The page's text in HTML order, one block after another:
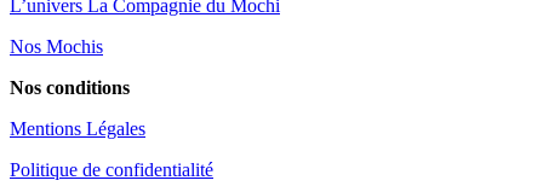
L’univers La Compagnie du Mochi
Nos Mochis
Nos conditions
Mentions Légales
Politique de confidentialité